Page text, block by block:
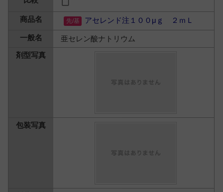
アセレンド注１００μｇ ２ｍＬ
亜セレン酸ナトリウム